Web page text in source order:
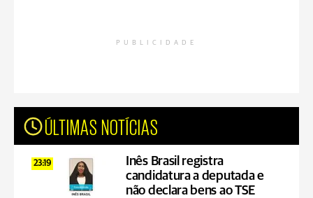
PUBLICIDADE
ÚLTIMAS NOTÍCIAS
23:19
Inês Brasil registra
candidatura a deputada e
não declara bens ao TSE